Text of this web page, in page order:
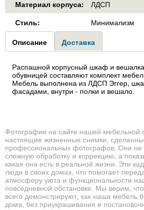
Материал корпуса:
ЛДСП
Стиль:
Минимализм
Group1
Описание (активная
вкладка)
Доставка
Распашной корпусный шкаф и
обувницей составляют комплект
Мебель выполнена из ЛДСП Эггер,
фасадами, внутри - полки и вешало.
Фотографии на сайте нашей мебельной
настоящие жизненные снимки,
профессиональных фотографов. Они не
сложную обработку и коррекцию, а
какая она есть в реальной жизни. Эти
люди в своих домах, что помогает
атмосферу уюта и функциональности
повседневной обстановке. Мы верим,
всего демонстрируют, как наша мебель
дома, без приукрашивания и